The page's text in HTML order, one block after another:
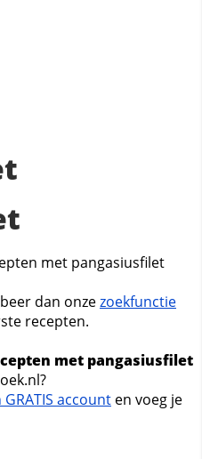
met pangasiusfilet
dan onzezoekfunctie
recepten.
met pangasiusfilet
account en voeg je